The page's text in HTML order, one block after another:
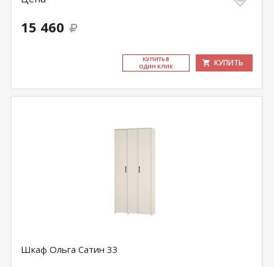
15 460
КУ­ПИТЬ В
ОДИН КЛИК
КУПИТЬ
Шкаф Ольга Сатин 33